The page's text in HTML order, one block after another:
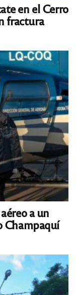
en el Cerro
fractura
a un
Champaquí